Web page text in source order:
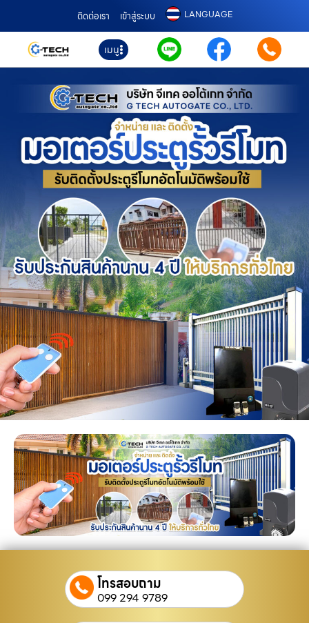
ติดต่อเรา เข้าสู่ระบบ LANGUAGE
เมนู
โทรสอบถาม
099 294 9789